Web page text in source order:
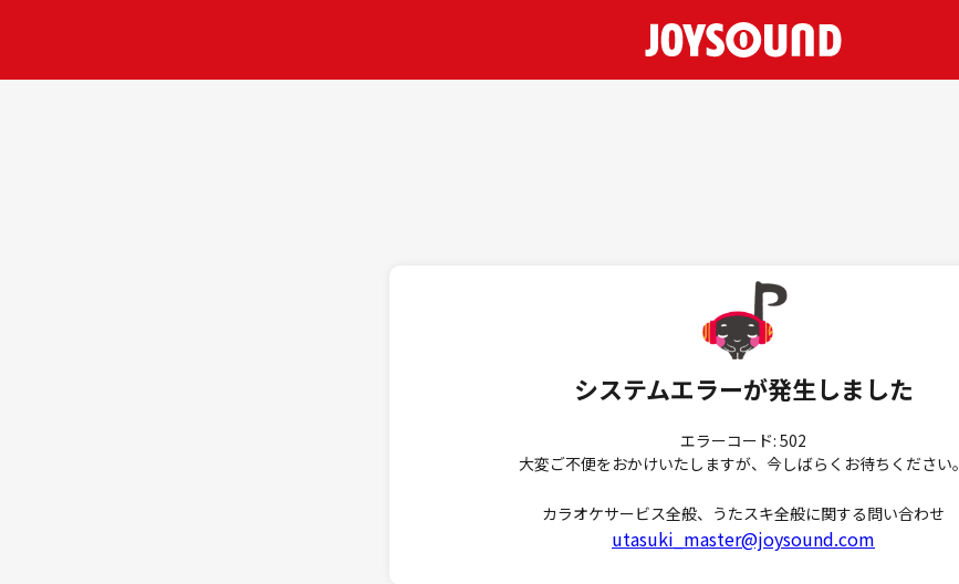
システムエラーが発生しました
エラーコード: 502
大変ご不便をおかけいたしますが、今しばらくお待ちください。
カラオケサービス全般、うたスキ全般に関する問い合わせ
utasuki_master@joysound.com